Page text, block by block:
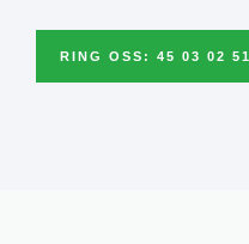
RING OSS: 45 03 02 51